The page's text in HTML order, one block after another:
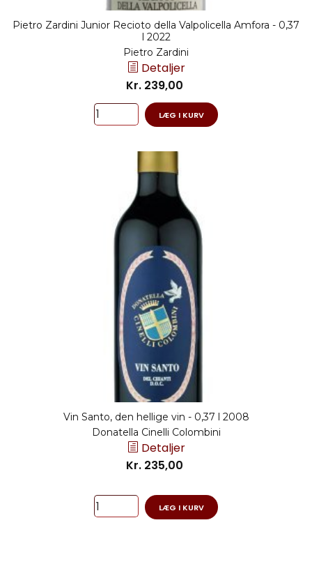
Pietro Zardini Junior Recioto della Valpolicella Amfora - 0,37
l 2022
Pietro Zardini
Detaljer
Kr. 239,00
LÆG I KURV
Vin Santo, den hellige vin - 0,37 l 2008
Donatella Cinelli Colombini
Detaljer
Kr. 235,00
LÆG I KURV